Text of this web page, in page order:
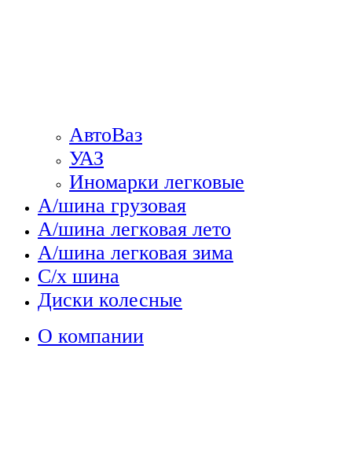
АвтоВаз
УАЗ
Иномарки легковые
А/шина грузовая
А/шина легковая лето
А/шина легковая зима
С/х шина
Диски колесные
О компании